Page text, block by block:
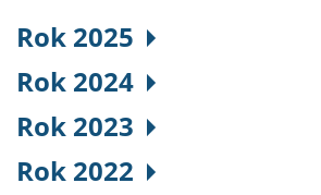
Rok 2025
Rok 2024
Rok 2023
Rok 2022